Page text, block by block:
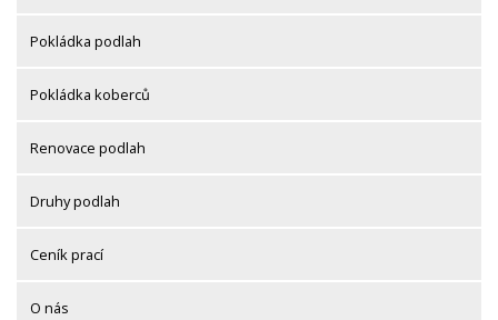
Pokládka podlah
Pokládka koberců
Renovace podlah
Druhy podlah
Ceník prací
O nás